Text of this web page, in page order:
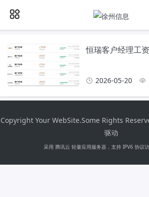
恒瑞客户经理工
2026-05-20
Copyright Your WebSite.Some Rights
驱动
采用 腾讯云 轻量应用服务器，支持 IPV6 协议访